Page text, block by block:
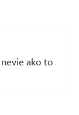
ako to